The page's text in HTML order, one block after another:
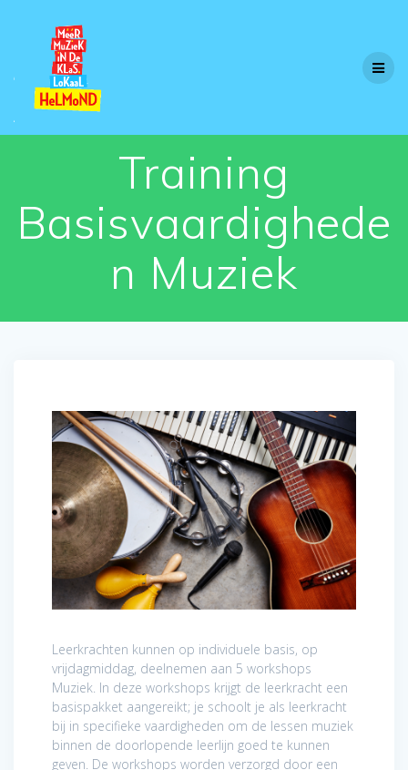
Training
Basisvaardighede
n Muziek
Leerkrachten kunnen op individuele basis, op
vrijdagmiddag, deelnemen aan 5 workshops
Muziek. In deze workshops krijgt de leerkracht een
basispakket aangereikt; je schoolt je als leerkracht
bij in specifieke vaardigheden om de lessen muziek
binnen de doorlopende leerlijn goed te kunnen
geven. De workshops worden verzorgd door een